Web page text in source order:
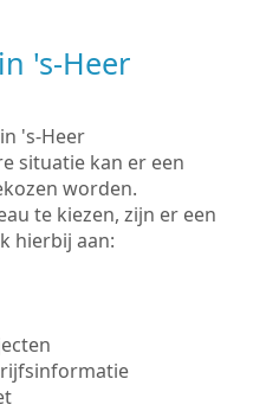
's-Heer
's-Heer
situatie kan er een
worden.
te kiezen, zijn er een
hierbij aan: